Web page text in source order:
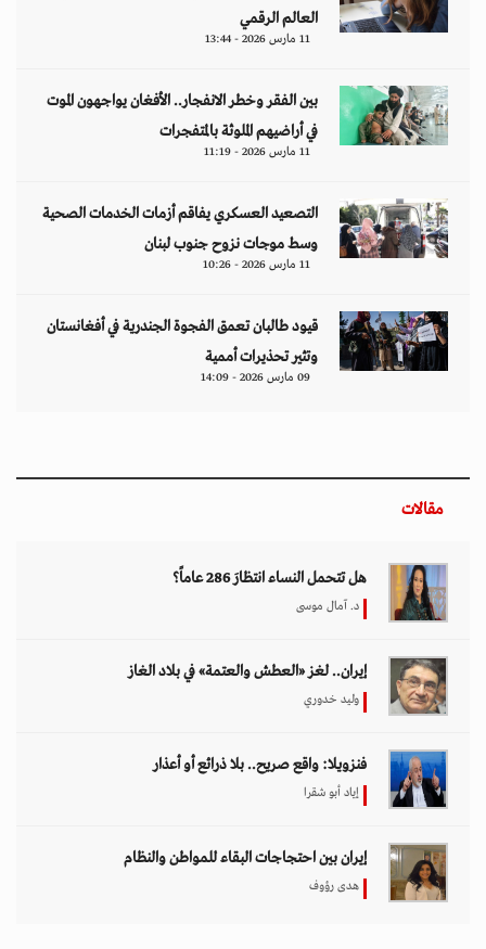
العالم الرقمي
11 مارس 2026 - 13:44
بين الفقر وخطر الانفجار.. الأفغان يواجهون الموت
في أراضيهم الملوثة بالمتفجرات
11 مارس 2026 - 11:19
التصعيد العسكري يفاقم أزمات الخدمات الصحية
وسط موجات نزوح جنوب لبنان
11 مارس 2026 - 10:26
قيود طالبان تعمق الفجوة الجندرية في أفغانستان
وتثير تحذيرات أممية
09 مارس 2026 - 14:09
مقالات
هل تتحمل النساء انتظارَ 286 عاماً؟
د. آمال موسى
إيران.. لغز «العطش والعتمة» في بلاد الغاز
وليد خدوري
فنزويلا: واقع صريح.. بلا ذرائع أو أعذار
إياد أبو شقرا
إيران بين احتجاجات البقاء للمواطن والنظام
هدى رؤوف